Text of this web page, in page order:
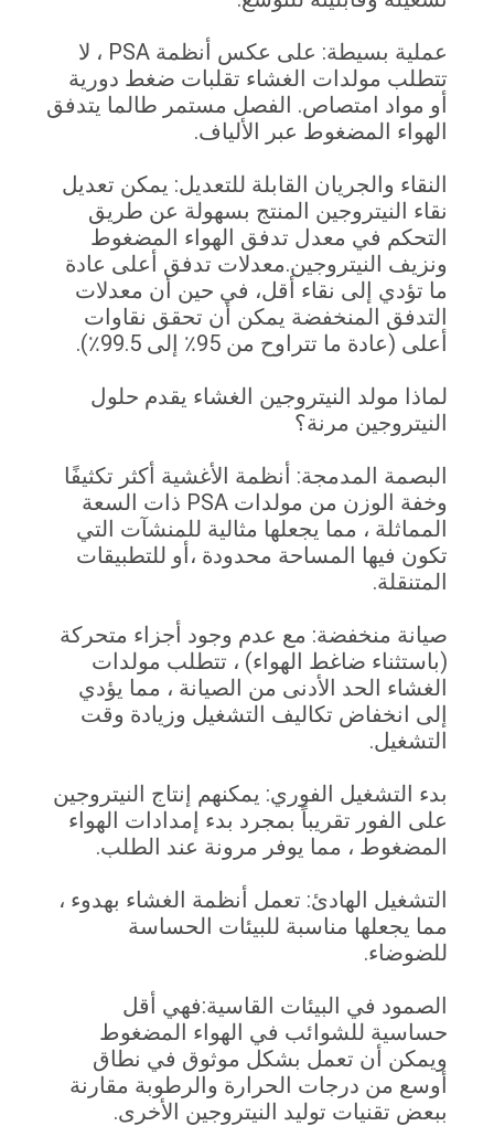
NEWS
خريطة
الموقع
سياسة
الخصوصية
عملية بسيطة: على عكس أنظمة PSA ، لا
تتطلب مولدات الغشاء تقلبات ضغط دورية
أو مواد امتصاص. الفصل مستمر طالما يتدفق
الهواء المضغوط عبر الألياف.
النقاء والجريان القابلة للتعديل: يمكن تعديل
نقاء النيتروجين المنتج بسهولة عن طريق
التحكم في معدل تدفق الهواء المضغوط
ونزيف النيتروجين.معدلات تدفق أعلى عادة
ما تؤدي إلى نقاء أقل، في حين أن معدلات
التدفق المنخفضة يمكن أن تحقق نقاوات
أعلى (عادة ما تتراوح من 95٪ إلى 99.5٪).
لماذا مولد النيتروجين الغشاء يقدم حلول
النيتروجين مرنة؟
البصمة المدمجة: أنظمة الأغشية أكثر تكثيفًا
وخفة الوزن من مولدات PSA ذات السعة
المماثلة ، مما يجعلها مثالية للمنشآت التي
تكون فيها المساحة محدودة ،أو للتطبيقات
المتنقلة.
صيانة منخفضة: مع عدم وجود أجزاء متحركة
(باستثناء ضاغط الهواء) ، تتطلب مولدات
الغشاء الحد الأدنى من الصيانة ، مما يؤدي
إلى انخفاض تكاليف التشغيل وزيادة وقت
التشغيل.
بدء التشغيل الفوري: يمكنهم إنتاج النيتروجين
على الفور تقريباً بمجرد بدء إمدادات الهواء
المضغوط ، مما يوفر مرونة عند الطلب.
التشغيل الهادئ: تعمل أنظمة الغشاء بهدوء ،
مما يجعلها مناسبة للبيئات الحساسة
للضوضاء.
الصمود في البيئات القاسية:فهي أقل
حساسية للشوائب في الهواء المضغوط
ويمكن أن تعمل بشكل موثوق في نطاق
أوسع من درجات الحرارة والرطوبة مقارنة
ببعض تقنيات توليد النيتروجين الأخرى.